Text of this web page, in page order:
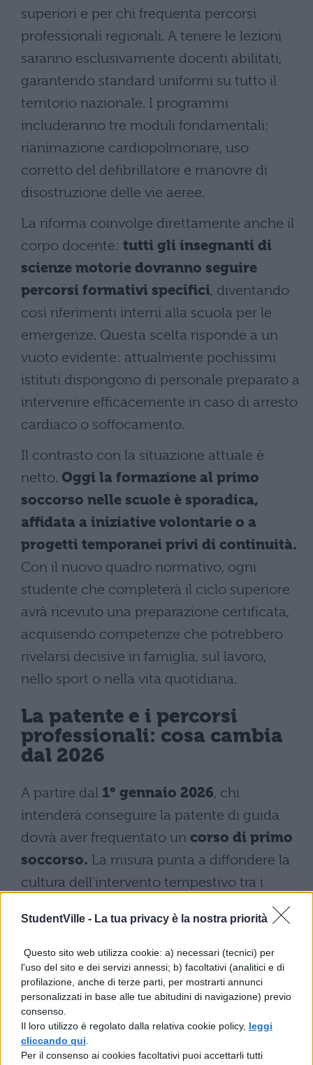
StudentVille - La tua privacy è la nostra priorità
Questo sito web utilizza cookie: a) necessari (tecnici) per
l'uso del sito e dei servizi annessi; b) facoltativi (analitici e di
profilazione, anche di terze parti, per mostrarti annunci
personalizzati in base alle tue abitudini di navigazione) previo
consenso.
Il loro utilizzo è regolato dalla relativa cookie policy, leggi
cliccando qui
Per il consenso ai cookies facoltativi puoi accettarli tutti
superiori e per chi frequenta percorsi
professionali regionali. A tenere le lezioni
saranno esclusivamente docenti abilitati,
garantendo standard uniformi su tutto il
territorio nazionale. I programmi
includeranno tre moduli fondamentali:
rianimazione cardiopolmonare, uso
corretto del defibrillatore e manovre di
disostruzione delle vie aeree.
La riforma coinvolge direttamente anche il
corpo docente: tutti gli insegnanti di
scienze motorie dovranno seguire
percorsi formativi specifici, diventando
così riferimenti interni alla scuola per le
emergenze. Questa scelta risponde a un
vuoto evidente: attualmente pochissimi
istituti dispongono di personale preparato a
intervenire efficacemente in caso di arresto
cardiaco o soffocamento.
Il contrasto con la situazione attuale è
netto. Oggi la formazione al primo
soccorso nelle scuole è sporadica,
affidata a iniziative volontarie o a
progetti temporanei privi di continuità.
Con il nuovo quadro normativo, ogni
studente che completerà il ciclo superiore
avrà ricevuto una preparazione certificata,
acquisendo competenze che potrebbero
rivelarsi decisive in famiglia, sul lavoro,
nello sport o nella vita quotidiana.
La patente e i percorsi
professionali: cosa cambia
dal 2026
A partire dal 1° gennaio 2026, chi
intenderà conseguire la patente di guida
dovrà aver frequentato un corso di primo
soccorso. La misura punta a diffondere la
cultura dell’intervento tempestivo tra i
estendendo le competenze salvavita nei
contesti più frequentati dalle nuove
generazioni.
Parallelamente, icorsi BLSD (Basic Life
Support and Defibrillation, ovvero
rianimazione cardiopolmonare e uso del